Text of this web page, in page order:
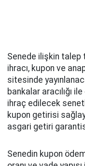
Senede ilişkin
ihracı, kupon ve
sitesinde
bankalar aracılığı
ihraç edilecek
kupon getirisi
asgari getiri
Senedin kupon